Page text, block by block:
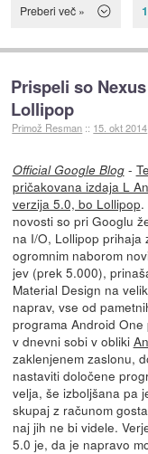
Preberi več »
Prispeli so
Lollipop
Primož Resman :: 15. okt 2014
Official Google Blog-
pričakovana izdaja L
verzija 5.0, bo Lollipop.
novosti so pri Googlu
na I/O, Lollipop prihaja
ogromnim naborom
jev (prek 5.000),
Material Design na
naprav, vse od
programa Android
v dnevni sobi v obliki
zaklenjenem zaslonu,
nastaviti določene
velja, še izboljšana pa
skupaj z računom
naj jih ne bi videle.
5.0 je, da je napravo